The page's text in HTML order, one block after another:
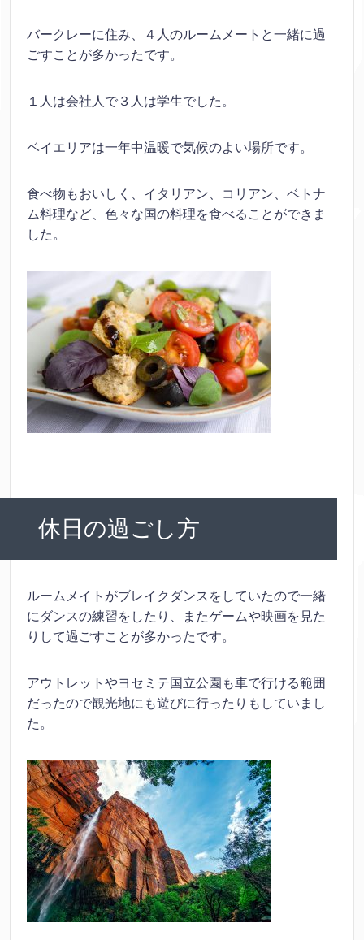
バークレーに住み、４人のルームメートと一緒に過
ごすことが多かったです。
１人は会社人で３人は学生でした。
ベイエリアは一年中温暖で気候のよい場所です。
食べ物もおいしく、イタリアン、コリアン、ベトナ
ム料理など、色々な国の料理を食べることができま
した。
休日の過ごし方
ルームメイトがブレイクダンスをしていたので一緒
にダンスの練習をしたり、またゲームや映画を見た
りして過ごすことが多かったです。
アウトレットやヨセミテ国立公園も車で行ける範囲
だったので観光地にも遊びに行ったりもしていまし
た。